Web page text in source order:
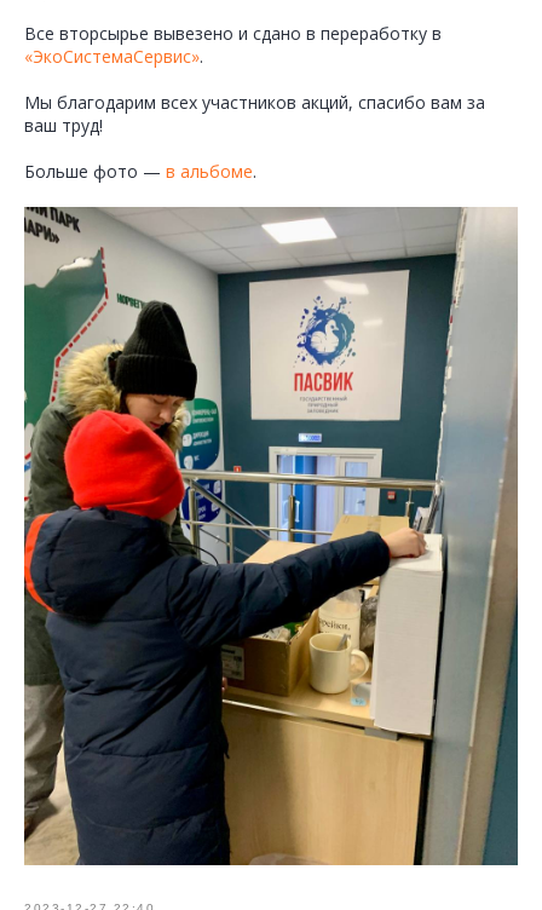
Все вторсырье вывезено и сдано в переработку в
«ЭкоСистемаСервис».
Мы благодарим всех участников акций, спасибо вам за
ваш труд!
Больше фото — в альбоме.